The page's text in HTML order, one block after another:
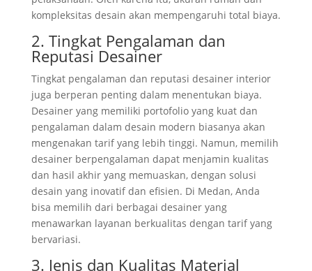
kompleksitas desain akan mempengaruhi total biaya.
2. Tingkat Pengalaman dan
Reputasi Desainer
Tingkat pengalaman dan reputasi desainer interior
juga berperan penting dalam menentukan biaya.
Desainer yang memiliki portofolio yang kuat dan
pengalaman dalam desain modern biasanya akan
mengenakan tarif yang lebih tinggi. Namun, memilih
desainer berpengalaman dapat menjamin kualitas
dan hasil akhir yang memuaskan, dengan solusi
desain yang inovatif dan efisien. Di Medan, Anda
bisa memilih dari berbagai desainer yang
menawarkan layanan berkualitas dengan tarif yang
bervariasi.
3. Jenis dan Kualitas Material